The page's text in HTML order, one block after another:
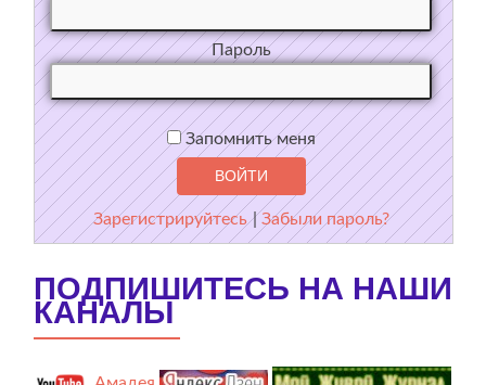
Пароль
Запомнить меня
Зарегистрируйтесь |Забыли пароль?
ПОДПИШИТЕСЬ НА НАШИ
КАНАЛЫ